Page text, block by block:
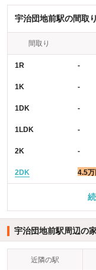
宇治団地前駅の間取
間取り
1R -
1K -
1DK -
1LDK -
2K -
2DK 4.5万
宇治団地前駅周辺の
近隣の駅